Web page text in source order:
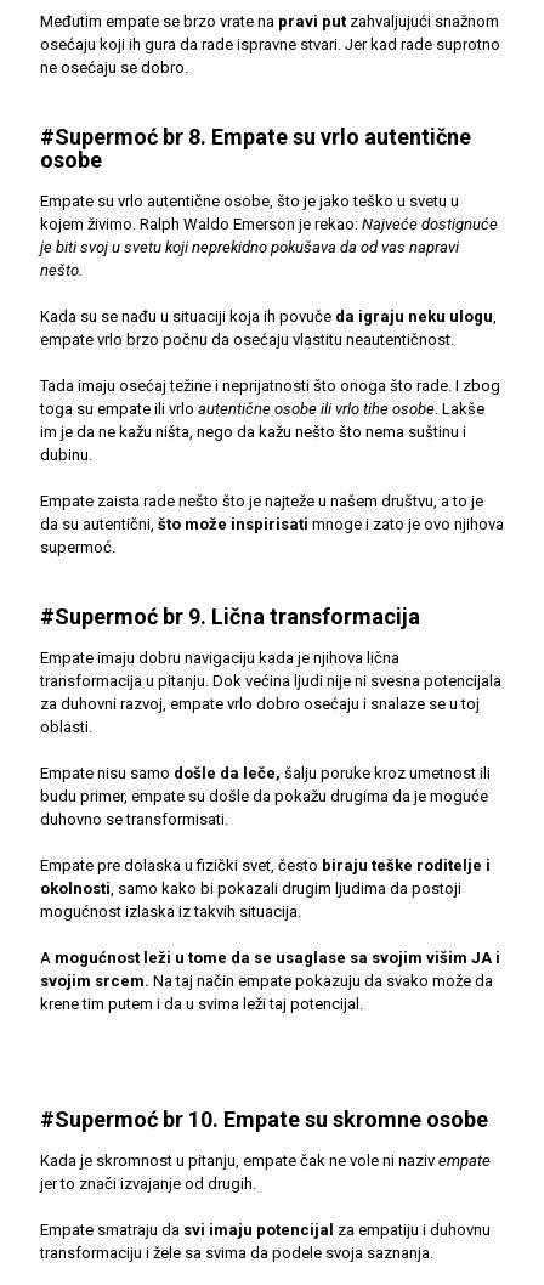
Međutim empate se brzo vrate na pravi put zahvaljujući snažnom
osećaju koji ih gura da rade ispravne stvari. Jer kad rade suprotno
ne osećaju se dobro.
#Supermoć br 8. Empate su vrlo autentične
osobe
Empate su vrlo autentične osobe, što je jako teško u svetu u
kojem živimo. Ralph Waldo Emerson je rekao: Najveće dostignuće
je biti svoj u svetu koji neprekidno pokušava da od vas napravi
nešto.
Kada su se nađu u situaciji koja ih povuče da igraju neku ulogu,
empate vrlo brzo počnu da osećaju vlastitu neautentičnost.
Tada imaju osećaj težine i neprijatnosti što onoga što rade. I zbog
toga su empate ili vrlo autentične osobe ili vrlo tihe osobe. Lakše
im je da ne kažu ništa, nego da kažu nešto što nema suštinu i
dubinu.
Empate zaista rade nešto što je najteže u našem društvu, a to je
da su autentični, što može inspirisati mnoge i zato je ovo njihova
supermoć.
#Supermoć br 9. Lična transformacija
Empate imaju dobru navigaciju kada je njihova lična
transformacija u pitanju. Dok većina ljudi nije ni svesna potencijala
za duhovni razvoj, empate vrlo dobro osećaju i snalaze se u toj
oblasti.
Empate nisu samo došle da leče, šalju poruke kroz umetnost ili
budu primer, empate su došle da pokažu drugima da je moguće
duhovno se transformisati.
Empate pre dolaska u fizički svet, često biraju teške roditelje i
okolnosti, samo kako bi pokazali drugim ljudima da postoji
mogućnost izlaska iz takvih situacija.
A mogućnost leži u tome da se usaglase sa svojim višim JA i
svojim srcem. Na taj način empate pokazuju da svako može da
krene tim putem i da u svima leži taj potencijal.
#Supermoć br 10. Empate su skromne osobe
Kada je skromnost u pitanju, empate čak ne vole ni naziv empate
jer to znači izvajanje od drugih.
Empate smatraju da svi imaju potencijal za empatiju i duhovnu
transformaciju i žele sa svima da podele svoja saznanja.